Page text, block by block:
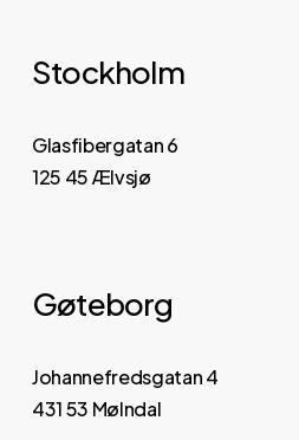
Stockholm
Glasfibergatan 6
125 45 Ælvsjø
Gøteborg
Johannefredsgatan 4
431 53 Mølndal